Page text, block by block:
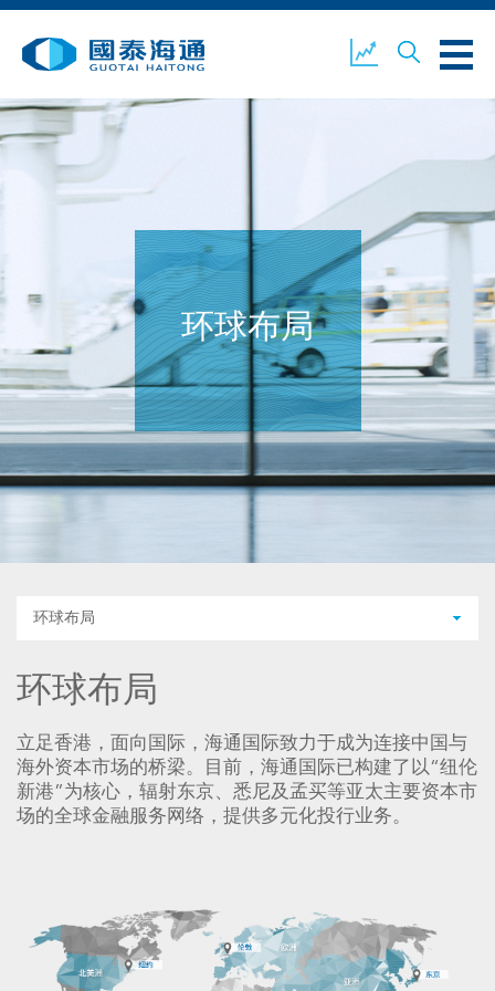
关于我们 公司新闻
环境、社会及企业管治 国泰海通证券 联络我们
客户登入
环球布局
环球布局
环球布局
立足香港，面向国际，海通国际致力于成为连接中国与
海外资本市场的桥梁。目前，海通国际已构建了以“纽伦
新港”为核心，辐射东京、悉尼及孟买等亚太主要资本市
场的全球金融服务网络，提供多元化投行业务。